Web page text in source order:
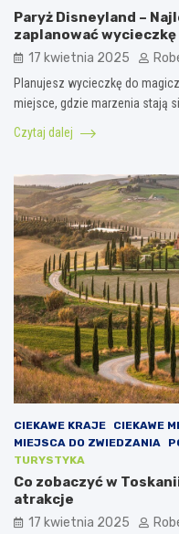
Paryż Disneyland –
zaplanować wycieczkę
17 kwietnia 2025
Planujesz wycieczkę do
miejsce, gdzie marzenia stają
Czytaj dalej
CIEKAWE KRAJE CIEKAWE
MIEJSCA DO ZWIEDZANIA
TURYSTYKA
Co zobaczyć w
atrakcje
17 kwietnia 2025